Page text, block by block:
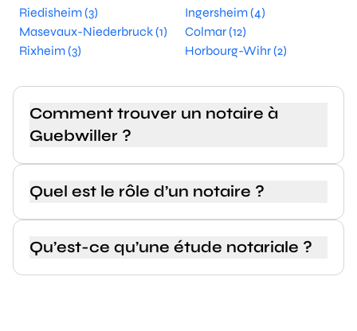
Riedisheim (3)
Ingersheim (4)
Masevaux-Niederbruck (1)
Colmar (12)
Rixheim (3)
Horbourg-Wihr (2)
Comment trouver un notaire à
Guebwiller ?
Quel est le rôle d’un notaire ?
Qu’est-ce qu’une étude notariale ?